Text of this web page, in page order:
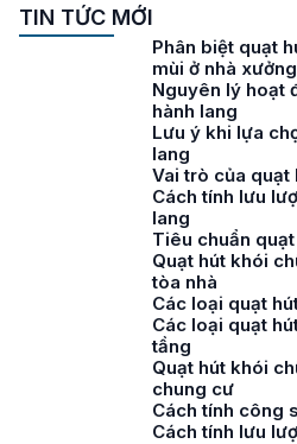
TIN TỨC MỚI
Phân biệt quạt
mùi ở nhà xưởng
Nguyên lý hoạt
hành lang
Lưu ý khi lựa
lang
Vai trò của quạt
Cách tính lưu
lang
Tiêu chuẩn
Quạt hút khói
tòa nhà
Các loại quạt
Các loại quạt
tầng
Quạt hút khói
chung cư
Cách tính công
Cách tính lưu